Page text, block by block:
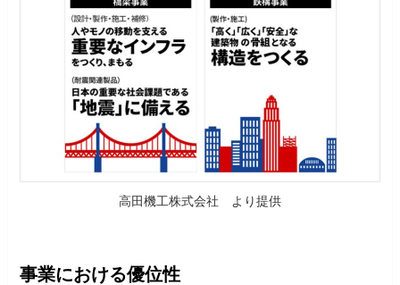
高田機工株式会社 より提供
事業における優位性